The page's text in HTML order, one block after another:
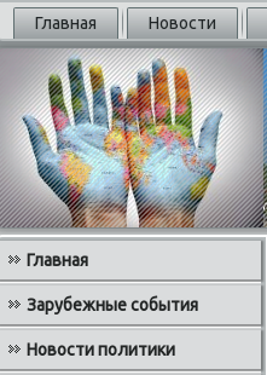
Главная Новости
Главная
Зарубежные события
Новости политики